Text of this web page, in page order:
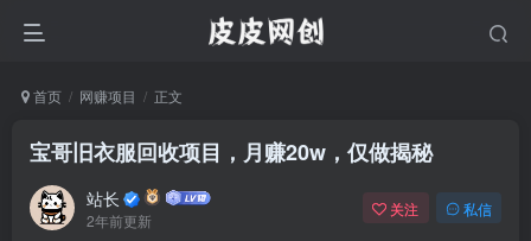
首页 网赚项目 正文
宝哥旧衣服回收项目，月赚20w，仅做揭秘
站长
2年前更新
关注 私信